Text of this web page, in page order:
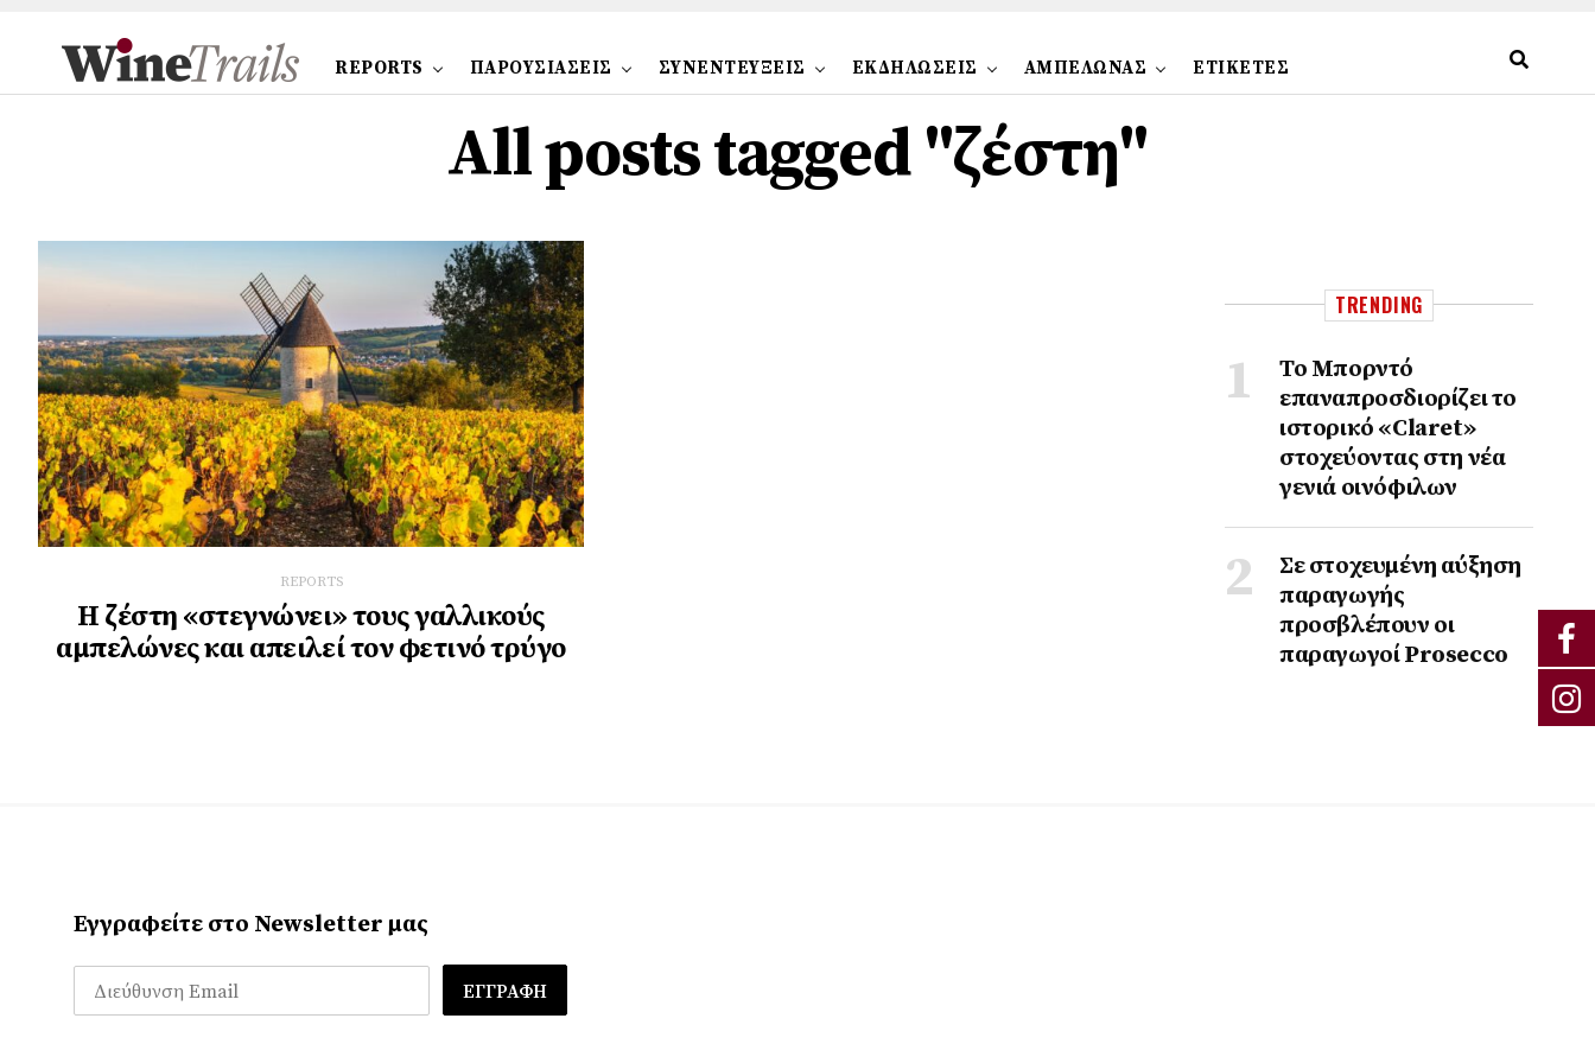
REPORTS ΠΑΡΟΥΣΙΑΣΕΙΣ ΣΥΝΕΝΤΕΥΞΕΙΣ ΕΚΔΗΛΩΣΕΙΣ ΑΜΠΕΛΩΝΑΣ ΕΤΙΚΕΤΕΣ
All posts tagged "ζέστη"
REPORTS
Η ζέστη «στεγνώνει» τους γαλλικούς
αμπελώνες και απειλεί τον φετινό τρύγο
TRENDING
Το Μπορντό
επαναπροσδιορίζει το
ιστορικό «Claret»
στοχεύοντας στη νέα
γενιά οινόφιλων
Σε στοχευμένη αύξηση
παραγωγής
προσβλέπουν οι
παραγωγοί Prosecco
Εγγραφείτε στο Newsletter μας